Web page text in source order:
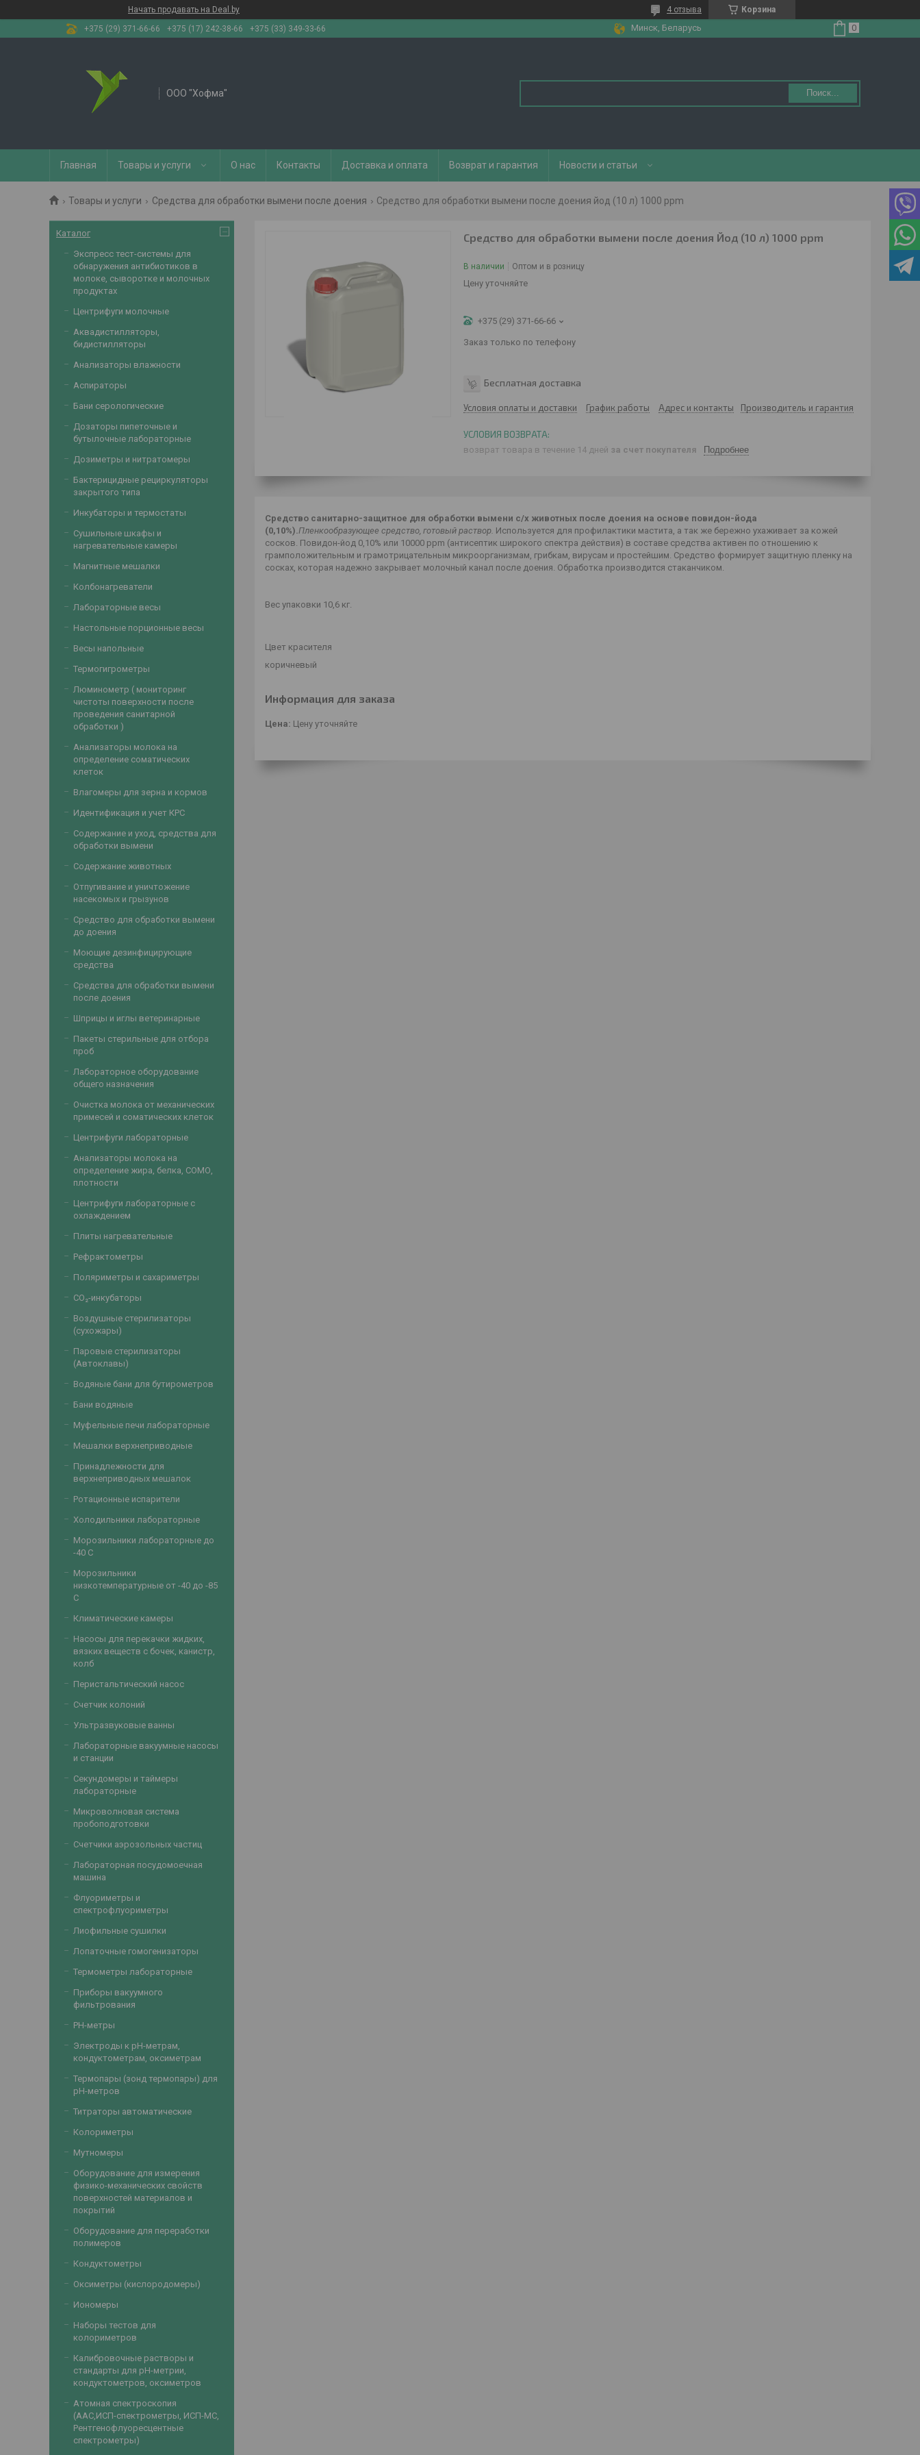
Начать продавать на Deal.by Корзина
4 отзыва
+375 (29) 371-66-66
+375 (17) 242-38-66 +375 (33) 349-33-66 Минск, Беларусь
OOO "Хофма" Поиск...
Главная Товары и услуги О нас Контакты Доставка и оплата Возврат и гарантия Новости и статьи
Товары и услуги Средства для обработки вымени после доения Средство для обработки вымени после доения йод (10 л) 1000 ppm
Средство для обработки вымени после доения Йод (10 л) 1000 ppm
В наличии Оптом и в розницу
Цену уточняйте
+375 (29) 371-66-66
Заказ только по телефону
Бесплатная доставка
Условия оплаты и доставки График работы Адрес и контакты Производитель и гарантия
возврат товара в течение 14 дней за счет покупателя Подробнее
Средство санитарно-защитное для обработки вымени с/х животных после доения на основе повидон-йода
(0,10%). Пленкообразующее средство, готовый раствор. Используется для профилактики мастита, а так же бережно ухаживает за кожей
сосков. Повидон-йод 0,10% или 10000 ppm (антисептик широкого спектра действия) в составе средства активен по отношению к
грамположительным и грамотрицательным микроорганизмам, грибкам, вирусам и простейшим. Средство формирует защитную пленку на
сосках, которая надежно закрывает молочный канал после доения. Обработка производится стаканчиком.
Вес упаковки 10,6 кг.
Цвет красителя
коричневый
Информация для заказа
Цена: Цену уточняйте
Каталог
Экспресс тест-системы для
обнаружения антибиотиков в
молоке, сыворотке и молочных
продуктах
Центрифуги молочные
Аквадистилляторы,
бидистилляторы
Анализаторы влажности
Аспираторы
Бани серологические
Дозаторы пипеточные и
бутылочные лабораторные
Дозиметры и нитратомеры
Бактерицидные рециркуляторы
закрытого типа
Инкубаторы и термостаты
Сушильные шкафы и
нагревательные камеры
Магнитные мешалки
Колбонагреватели
Лабораторные весы
Настольные порционные весы
Весы напольные
Термогигрометры
Люминометр ( мониторинг
чистоты поверхности после
проведения санитарной
обработки )
Анализаторы молока на
определение соматических
клеток
Влагомеры для зерна и кормов
Идентификация и учет КРС
Содержание и уход, средства для
обработки вымени
Содержание животных
Отпугивание и уничтожение
насекомых и грызунов
Средство для обработки вымени
до доения
Моющие дезинфицирующие
средства
Средства для обработки вымени
после доения
Шприцы и иглы ветеринарные
Пакеты стерильные для отбора
проб
Лабораторное оборудование
общего назначения
Очистка молока от механических
примесей и соматических клеток
Центрифуги лабораторные
Анализаторы молока на
определение жира, белка, СОМО,
плотности
Центрифуги лабораторные с
охлаждением
Плиты нагревательные
Рефрактометры
Поляриметры и сахариметры
CO₂-инкубаторы
Воздушные стерилизаторы
(сухожары)
Паровые стерилизаторы
(Автоклавы)
Водяные бани для бутирометров
Бани водяные
Муфельные печи лабораторные
Мешалки верхнеприводные
Принадлежности для
верхнеприводных мешалок
Ротационные испарители
Холодильники лабораторные
Морозильники лабораторные до
-40 С
Морозильники
низкотемпературные от -40 до -85
С
Климатические камеры
Насосы для перекачки жидких,
вязких веществ с бочек, канистр,
колб
Перистальтический насос
Счетчик колоний
Ультразвуковые ванны
Лабораторные вакуумные насосы
и станции
Секундомеры и таймеры
лабораторные
Микроволновая система
пробоподготовки
Счетчики аэрозольных частиц
Лабораторная посудомоечная
машина
Флуориметры и
спектрофлуориметры
Лиофильные сушилки
Лопаточные гомогенизаторы
Термометры лабораторные
Приборы вакуумного
фильтрования
PH-метры
Электроды к рН-метрам,
кондуктометрам, оксиметрам
Термопары (зонд термопары) для
рН-метров
Титраторы автоматические
Колориметры
Мутномеры
Оборудование для измерения
физико-механических свойств
поверхностей материалов и
покрытий
Оборудование для переработки
полимеров
Кондуктометры
Оксиметры (кислородомеры)
Иономеры
Наборы тестов для
колориметров
Калибровочные растворы и
стандарты для рН-метрии,
кондуктометров, оксиметров
Атомная спектроскопия
(ААС,ИСП-спектрометры, ИСП-МС,
Рентгенофлуоресцентные
спектрометры)